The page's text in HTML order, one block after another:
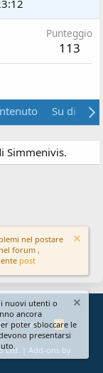
Punteggio
113
Su di me
Simmenivis.
Home
R
S
Ltd.
Add-ons by
nel postare
forum ,
post
nuovi utenti o
ancora
poter sbloccare le
presentarsi